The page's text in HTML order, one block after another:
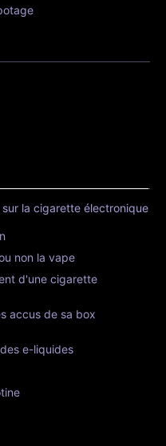
la cigarette électronique
non la vape
d'une cigarette
accus de sa box
e-liquides